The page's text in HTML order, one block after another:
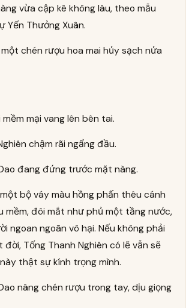
vừa cập kê không lâu, theo mẫu
Yến Thưởng Xuân.
chén rượu hoa mai hủy sạch nửa
mại vang lên bên tai.
chậm rãi ngẩng đầu.
đang đứng trước mặt nàng.
bộ váy màu hồng phấn thêu cánh
mềm, đôi mắt như phủ một tầng nước,
ngoan ngoãn vô hại. Nếu không phải
Tống Thanh Nghiên có lẽ vẫn sẽ
thật sự kính trọng mình.
nâng chén rượu trong tay, dịu giọng